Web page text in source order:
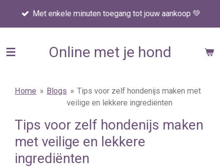
de
hoofdinhoud
Met enkele minuten toegang tot jouw aankoop 💚
Online met je hond
Home » Blogs » Tips voor zelf hondenijs maken met
veilige en lekkere ingrediënten
Tips voor zelf hondenijs maken
met veilige en lekkere
ingrediënten